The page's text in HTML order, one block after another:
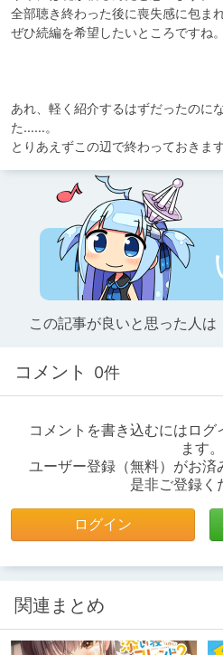
全部聴き終わった後に喪失感に包ま
ぜひ続編を希望したいところですね。
あれ、軽く紹介するはずだったのに
た……。
とりあえずこの辺で終わっておきま
この記事が良いと思った人は
コメント 0件
コメントを書き込むにはログ
ます。
ユーザー登録（無料）がお済
是非ご登録く
ログイン
関連まとめ